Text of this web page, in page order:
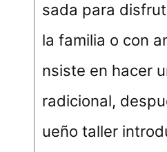
sada para
la familia o con
nsiste en hacer
radicional,
ueño taller